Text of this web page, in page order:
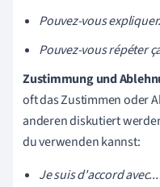
Pouvez-vous
Pouvez-vous répéter
Zustimmung und
oft das Zustimmen oder
anderen diskutiert
du verwenden kannst:
Je suis d'accord avec...